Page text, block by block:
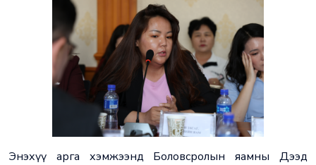
Энэхүү арга хэмжээнд Боловсролын яамны Дээд